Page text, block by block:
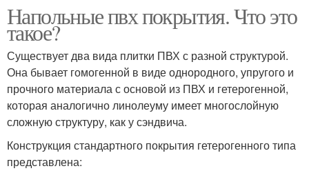
Напольные пвх покрытия. Что это
такое?
Существует два вида плитки ПВХ с разной структурой.
Она бывает гомогенной в виде однородного, упругого и
прочного материала с основой из ПВХ и гетерогенной,
которая аналогично линолеуму имеет многослойную
сложную структуру, как у сэндвича.
Конструкция стандартного покрытия гетерогенного типа
представлена: